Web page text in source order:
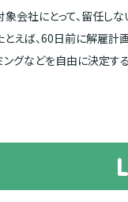
象会社にとって、留任し
とえば、60日前に解雇計
ングなどを自由に決定す